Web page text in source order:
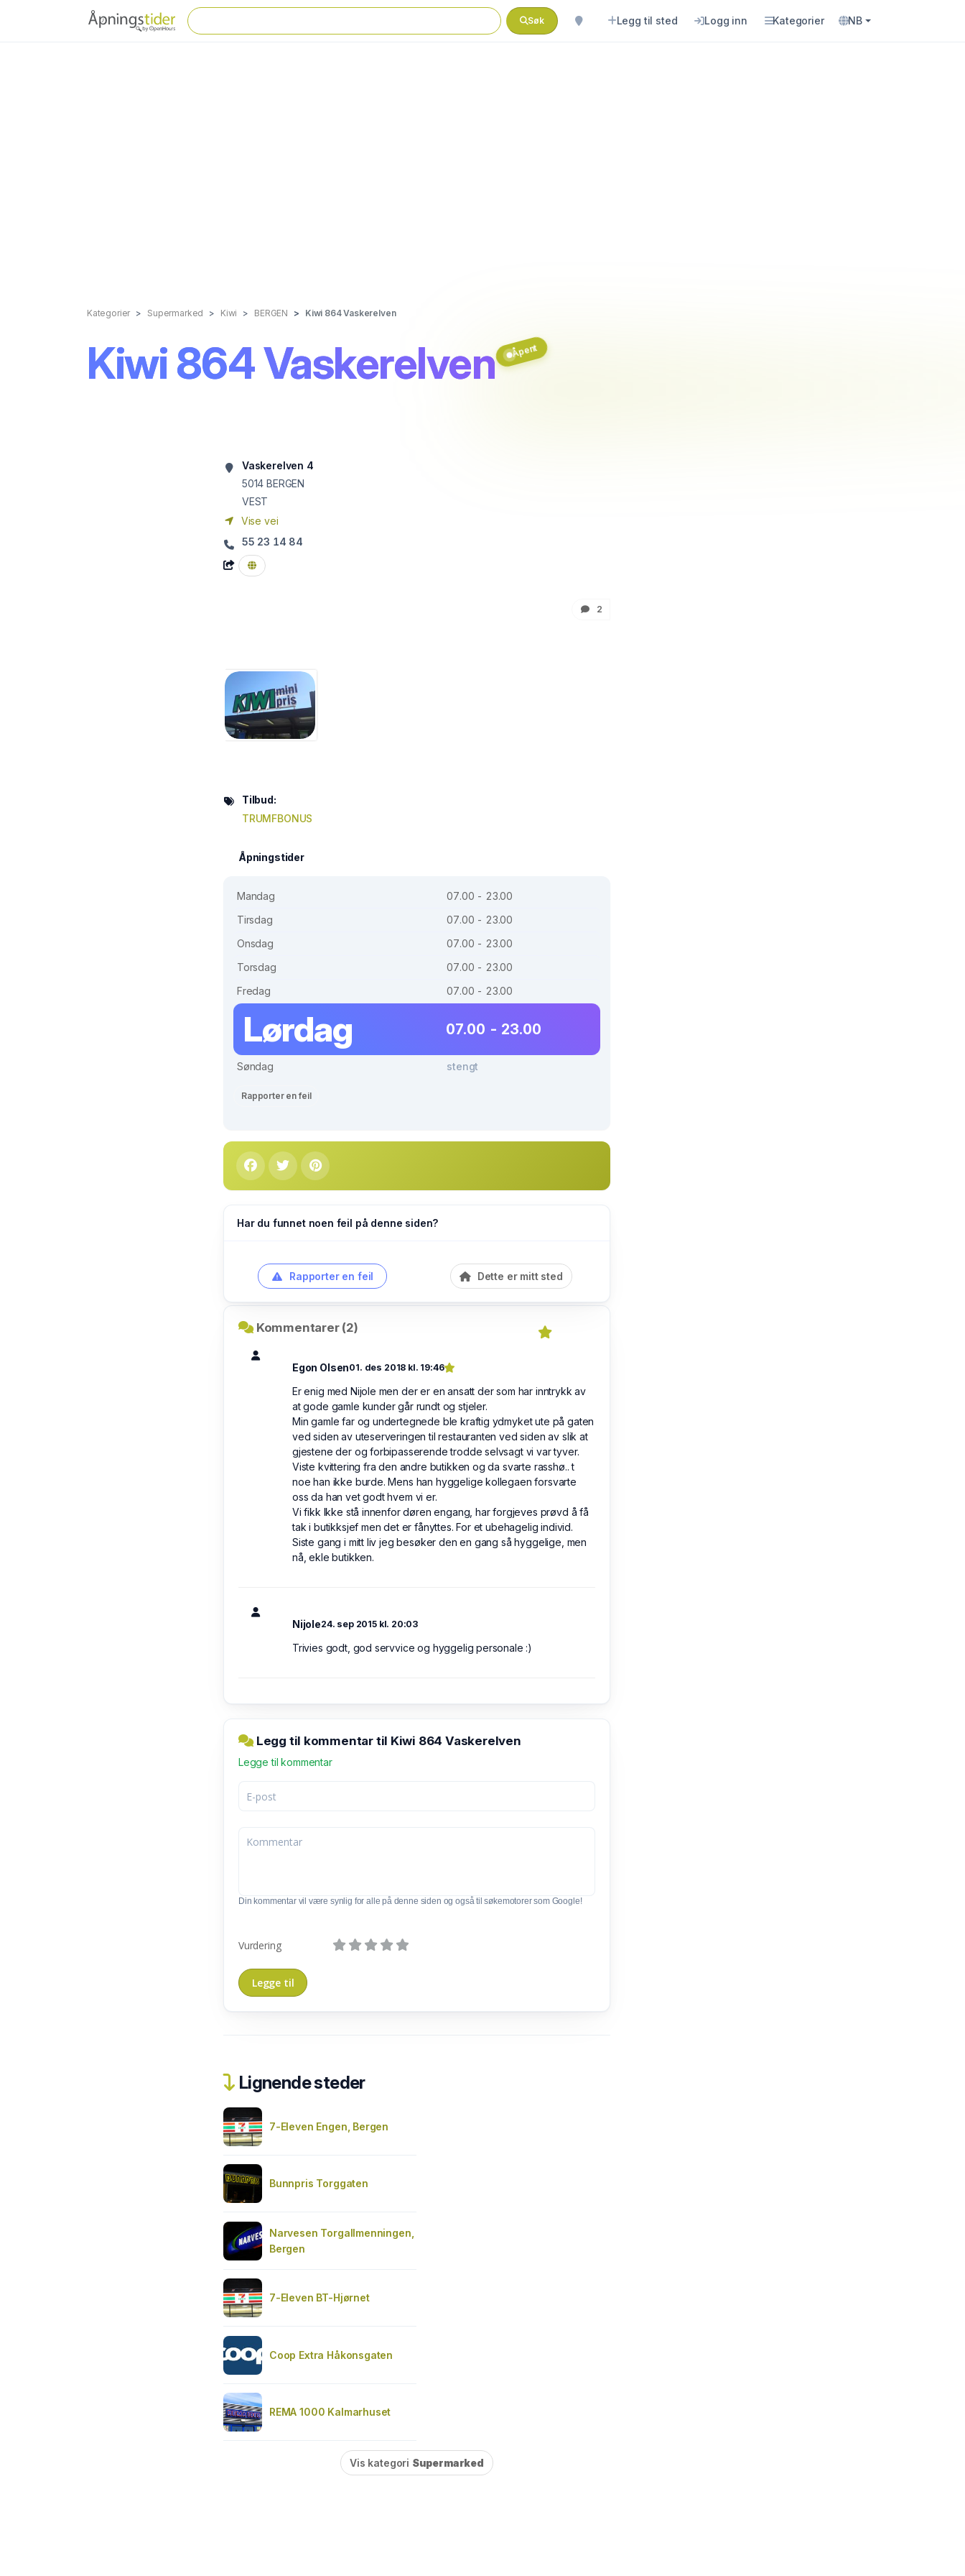
Søk Legg til sted Logg inn Kategorier NB
Kategorier Supermarked Kiwi BERGEN Kiwi 864 Vaskerelven
Kiwi 864 Vaskerelven Åpent
Vaskerelven 4
5014 BERGEN
VEST
Vise vei
55 23 14 84
2
Tilbud:
TRUMFBONUS
Åpningstider
Mandag
07.00 - 23.00
Tirsdag
07.00 - 23.00
Onsdag
07.00 - 23.00
Torsdag
07.00 - 23.00
Fredag
07.00 - 23.00
Lørdag 07.00 - 23.00
Søndag stengt
Rapporter en feil
Har du funnet noen feil på denne siden?
Rapporter en feil Dette er mitt sted
Kommentarer (2)
Egon Olsen01. des 2018 kl. 19:46
Er enig med Nijole men der er en ansatt der som har inntrykk av
at gode gamle kunder går rundt og stjeler.
Min gamle far og undertegnede ble kraftig ydmyket ute på gaten
ved siden av uteserveringen til restauranten ved siden av slik at
gjestene der og forbipasserende trodde selvsagt vi var tyver.
Viste kvittering fra den andre butikken og da svarte rasshø.. t
noe han ikke burde. Mens han hyggelige kollegaen forsvarte
oss da han vet godt hvem vi er.
Vi fikk Ikke stå innenfor døren engang, har forgjeves prøvd å få
tak i butikksjef men det er fånyttes. For et ubehagelig individ.
Siste gang i mitt liv jeg besøker den en gang så hyggelige, men
nå, ekle butikken.
Nijole24. sep 2015 kl. 20:03
Trivies godt, god servvice og hyggelig personale :)
Legg til kommentar til Kiwi 864 Vaskerelven
Legge til kommentar
Din kommentar vil være synlig for alle på denne siden og også til søkemotorer som Google!
Vurdering
Lignende steder
7-Eleven Engen, Bergen
Bunnpris Torggaten
Narvesen Torgallmenningen,
Bergen
7-Eleven BT-Hjørnet
Coop Extra Håkonsgaten
REMA 1000 Kalmarhuset
Vis kategori Supermarked